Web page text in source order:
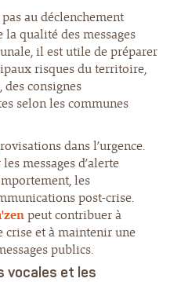
au déclenchement
qualité des messages
il est utile de préparer
risques du territoire,
consignes
selon les communes
dans l’urgence.
messages d’alerte
les
post-crise.
peut contribuer à
et à maintenir une
publics.
vocales et les